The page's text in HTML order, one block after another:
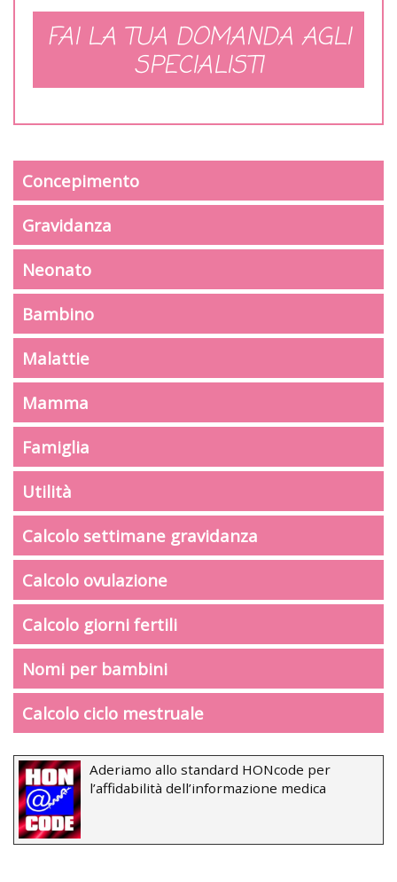
FAI LA TUA DOMANDA AGLI
SPECIALISTI
Concepimento
Gravidanza
Neonato
Bambino
Malattie
Mamma
Famiglia
Utilità
Calcolo settimane gravidanza
Calcolo ovulazione
Calcolo giorni fertili
Nomi per bambini
Calcolo ciclo mestruale
Aderiamo allo standard HONcode per
l’affidabilità dell’informazione medica